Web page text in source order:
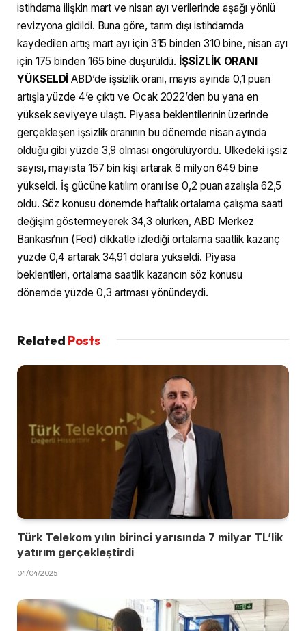
istihdama ilişkin mart ve nisan ayı verilerinde aşağı yönlü
revizyona gidildi. Buna göre, tarım dışı istihdamda
kaydedilen artış mart ayı için 315 binden 310 bine, nisan ayı
için 175 binden 165 bine düşürüldü. İŞSİZLİK ORANI
YÜKSELDİ ABD’de işsizlik oranı, mayıs ayında 0,1 puan
artışla yüzde 4’e çıktı ve Ocak 2022’den bu yana en
yüksek seviyeye ulaştı. Piyasa beklentilerinin üzerinde
gerçekleşen işsizlik oranının bu dönemde nisan ayında
olduğu gibi yüzde 3,9 olması öngörülüyordu. Ülkedeki işsiz
sayısı, mayısta 157 bin kişi artarak 6 milyon 649 bine
yükseldi. İş gücüne katılım oranı ise 0,2 puan azalışla 62,5
oldu. Söz konusu dönemde haftalık ortalama çalışma saati
değişim göstermeyerek 34,3 olurken, ABD Merkez
Bankası’nın (Fed) dikkatle izlediği ortalama saatlik kazanç
yüzde 0,4 artarak 34,91 dolara yükseldi. Piyasa
beklentileri, ortalama saatlik kazancın söz konusu
dönemde yüzde 0,3 artması yönündeydi.
Related Posts
Türk Telekom yılın birinci yarısında 7 milyar TL’lik
yatırım gerçekleştirdi
04/04/2025